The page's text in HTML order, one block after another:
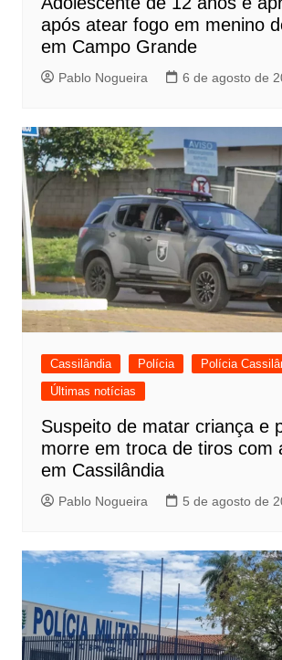
após atear fogo em menino
em Campo Grande
Pablo Nogueira 6 de agosto de
Cassilândia Polícia
Polícia
Últimas notícias
Suspeito de matar criança e
morre em troca de tiros com
em Cassilândia
Pablo Nogueira 5 de agosto de